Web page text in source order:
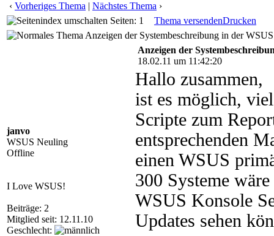
‹ Vorheriges Thema | Nächstes Thema ›
Seiten: 1
Thema versendenDrucken
Anzeigen der Systembeschreibung in der
janvo
WSUS Neuling
Offline
I Love WSUS!
Beiträge: 2
Mitglied seit: 12.11.10
Geschlecht:
Anzeigen der
18.02.11 um 11:42:20
Hallo zusammen,
ist es möglich,
Scripte zum
entsprechenden
einen WSUS
300 Systeme
WSUS Konsole
Updates sehen